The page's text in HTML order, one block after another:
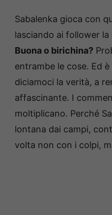
Sabalenka gioca con
lasciando ai follower
Buona o birichina?
entrambe le cose. Ed
diciamoci la verità, a
affascinante. I
moltiplicano. Perché
lontana dai campi,
volta non con i colpi,